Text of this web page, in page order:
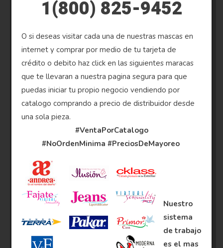
1(800) 825-9452
O si deseas visitar cada una de nuestras mascas en
internet y comprar por medio de tu tarjeta de
crédito o debito haz click en las siguientes maracas
que te llevaran a nuestra pagina segura para que
puedas iniciar tu propio negocio vendiendo por
catalogo comprando a precio de distribuidor desde
una sola pieza.
#VentaPorCatalogo
#NoOrdenMinima #PreciosDeMayoreo
Nuestro
sistema
de trabajo
es el mas